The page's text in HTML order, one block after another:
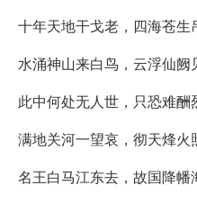
十年天地干戈老，四海苍生
水涌神山来白鸟，云浮仙阙
此中何处无人世，只恐难酬
满地关河一望哀，彻天烽火
名王白马江东去，故国降幡